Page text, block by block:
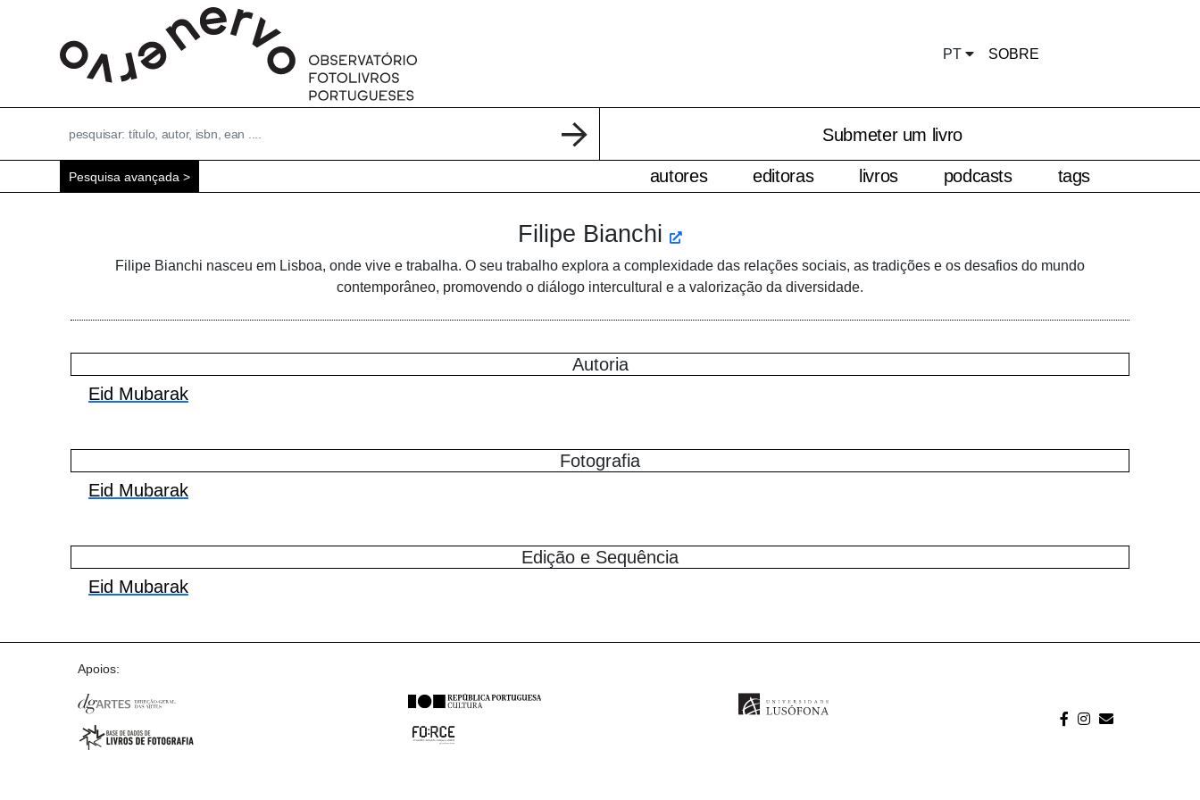
PT SOBRE
Submeter um livro
Pesquisa avançada autores editoras livros podcasts tags
Filipe Bianchi
Filipe Bianchi nasceu em Lisboa, onde vive e trabalha. O seu trabalho explora a complexidade das relações sociais, as tradições e os desafios do mundo
contemporâneo, promovendo o diálogo intercultural e a valorização da diversidade.
Autoria
Eid Mubarak
Fotografia
Eid Mubarak
Edição e Sequência
Eid Mubarak
Apoios: